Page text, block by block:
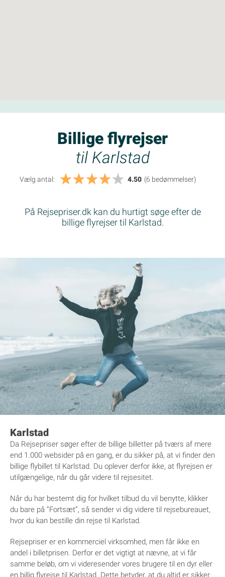
Billige flyrejser
til Karlstad
Vælg antal: 4.50 (6 bedømmelser)
På Rejsepriser.dk kan du hurtigt søge efter de
billige flyrejser til Karlstad.
Karlstad
Da Rejsepriser søger efter de billige billetter på tværs af mere
end 1.000 websider på en gang, er du sikker på, at vi finder den
billige flybillet til Karlstad. Du oplever derfor ikke, at flyrejsen er
utilgængelige, når du går videre til rejsesitet.
Når du har bestemt dig for hvilket tilbud du vil benytte, klikker
du bare på ”Fortsæt”, så sender vi dig videre til rejsebureauet,
hvor du kan bestille din rejse til Karlstad.
Rejsepriser er en kommerciel virksomhed, men får ikke en
andel i billetprisen. Derfor er det vigtigt at nævne, at vi får
samme beløb, om vi videresender vores brugere til en dyr eller